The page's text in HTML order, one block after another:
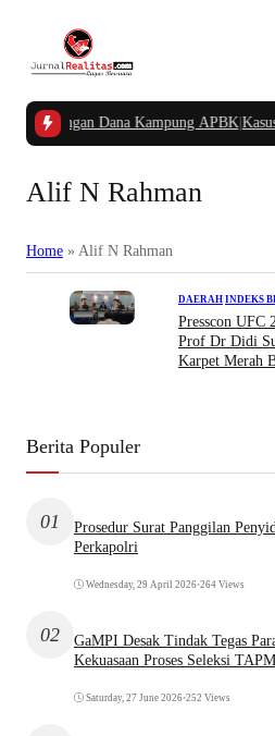
Potongan Dana Kampung APBK|Kasus
Alif N Rahman
Home » Alif N Rahman
DAERAH INDEKS
Presscon UFC
Prof Dr Didi
Karpet Merah
Berita Populer
01
Prosedur Surat Panggilan
Perkapolri
Wednesday, 29 April 2026•264 Views
02
GaMPI Desak Tindak Tegas
Kekuasaan Proses Seleksi
Saturday, 27 June 2026•252 Views